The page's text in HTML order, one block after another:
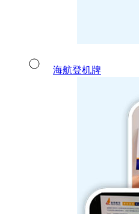
海航登机牌